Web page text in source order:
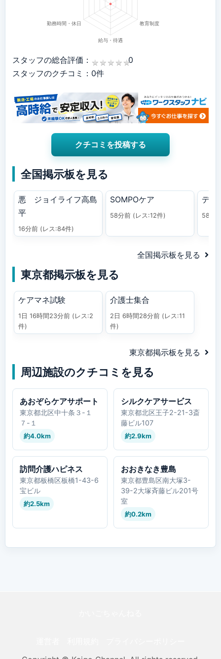
スタッフの総合評価： ★ ★ ★ ★ ★
★ ★ ★ ★ ★0
スタッフのクチコミ：0件
クチコミを投稿する
全国掲示板を見る
悪 ジョイライフ高島
平
16分前 (レス:84件)
SOMPOケア
58分前 (レス:12件)
デイ
58分
全国掲示板を見る
東京都掲示板を見る
ケアマネ試験
1日 16時間23分前 (レス:2
件)
介護士集合
2日 6時間28分前 (レス:11
件)
東京都掲示板を見る
周辺施設のクチコミを見る
あおぞらケアサポート
東京都北区中十条３-１
７-１
約4.0km
シルクケアサービス
東京都北区王子2-21-3斎
藤ビル107
約2.9km
訪問介護ハピネス
東京都板橋区板橋1-43-6
宝ビル
約2.5km
おおきなき豊島
東京都豊島区南大塚3-
39-2大塚斉藤ビル201号
室
約0.2km